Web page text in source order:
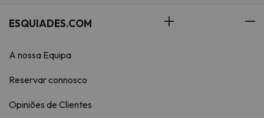
ESQUIADES.COM
A nossa Equipa
Reservar connosco
Opiniões de Clientes